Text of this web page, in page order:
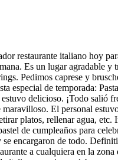
restaurante italiano hoy
Es un lugar agradable y
Pedimos caprese y
especial de temporada: Pasta
delicioso. ¡Todo salió
El personal
platos, rellenar agua, etc.
de cumpleaños para
encargaron de todo.
a cualquiera en la zona